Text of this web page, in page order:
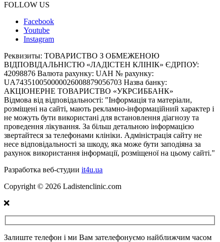
FOLLOW US
Facebook
Youtube
Instagram
Реквизиты: ТОВАРИСТВО З ОБМЕЖЕНОЮ
ВІДПОВІДАЛЬНІСТЮ «ЛАДІСТЕН КЛІНІК» ЄДРПОУ:
42098876 Валюта рахунку: UAH № рахунку:
UA743510050000026008879056703 Назва банку:
АКЦІОНЕРНЕ ТОВАРИСТВО «УКРСИББАНК»
Відмова від відповідальності: "Інформація та матеріали,
розміщені на сайті, мають рекламно-інформаційний характер і
не можуть бути використані для встановлення діагнозу та
проведення лікування. За більш детальною інформацією
звертайтеся за телефонами клініки. Адміністрація сайту не
несе відповідальності за шкоду, яка може бути заподіяна за
рахунок використання інформації, розміщеної на цьому сайті."
Разработка веб-студии it4u.ua
Copyright © 2026 Ladistenclinic.com
Залиште телефон і ми Вам зателефонуємо найближчим часом